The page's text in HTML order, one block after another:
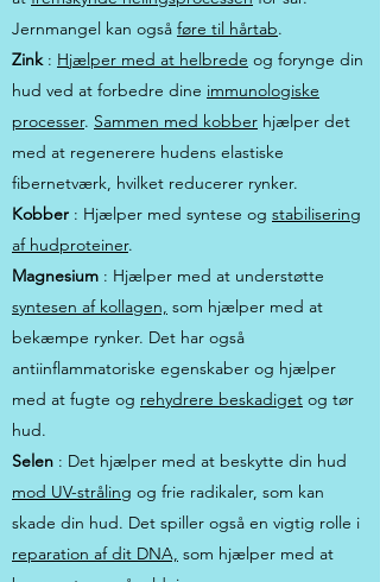
Jernmangel kan også føre til hårtab.
Zink: Hjælper med at helbrede og forynge din
hud ved at forbedre dine immunologiske
processer. Sammen med kobber hjælper det
med at regenerere hudens elastiske
fibernetværk, hvilket reducerer rynker.
Kobber : Hjælper med syntese og stabilisering
af hudproteiner.
Magnesium : Hjælper med at understøtte
syntesen af kollagen, som hjælper med at
bekæmpe rynker. Det har også
antiinflammatoriske egenskaber og hjælper
med at fugte og rehydrere beskadiget og tør
hud.
Selen : Det hjælper med at beskytte din hud
mod UV-stråling og frie radikaler, som kan
skade din hud. Det spiller også en vigtig rolle i
reparation af dit DNA, som hjælper med at